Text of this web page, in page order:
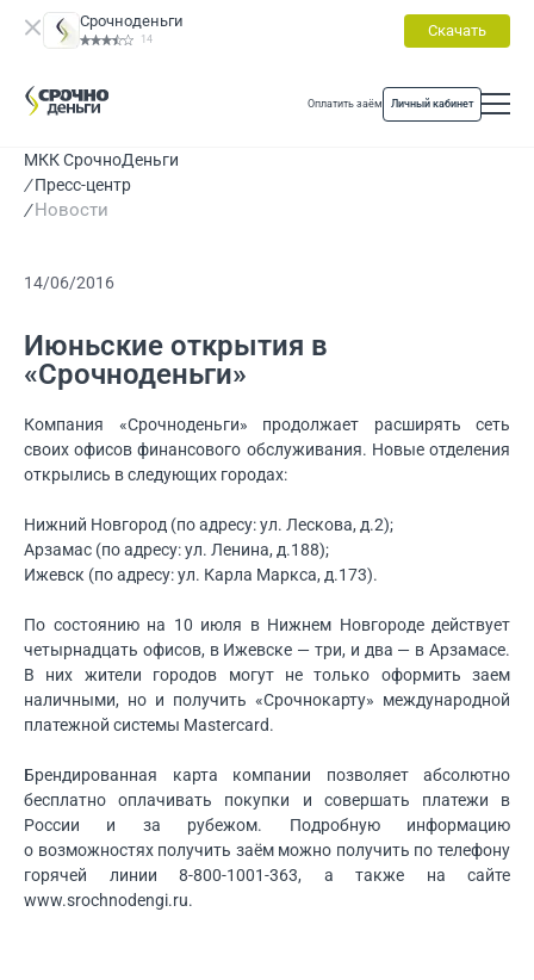
Срочноденьги
14 Скачать
Оплатить заём Личный кабинет
МКК СрочноДеньги
Пресс-центр
Новости
14/06/2016
Июньские открытия в
«Срочноденьги»
Компания «Срочноденьги» продолжает расширять сеть
своих офисов финансового обслуживания. Новые отделения
открылись в следующих городах:
Нижний Новгород (по адресу: ул. Лескова, д.2);
Арзамас (по адресу: ул. Ленина, д.188);
Ижевск (по адресу: ул. Карла Маркса, д.173).
По состоянию на 10 июля в Нижнем Новгороде действует
четырнадцать офисов, в Ижевске — три, и два — в Арзамасе.
В них жители городов могут не только оформить заем
наличными, но и получить «Срочнокарту» международной
платежной системы Mastercard.
Брендированная карта компании позволяет абсолютно
бесплатно оплачивать покупки и совершать платежи в
России и за рубежом. Подробную информацию
о возможностях получить заём можно получить по телефону
горячей линии 8-800-1001-363, а также на сайте
www.srochnodengi.ru.